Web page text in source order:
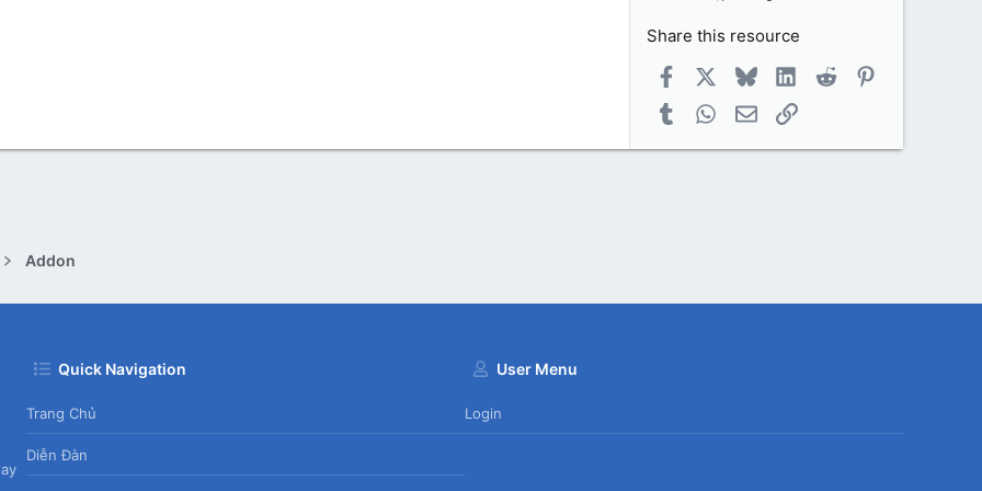
Share this resource
Facebook BlueskyLinkedInReddit
Tumblr WhatsApp
EmailLink
Addon
Quick Navigation
Trang Chủ
Diễn Đàn
User Menu
Login